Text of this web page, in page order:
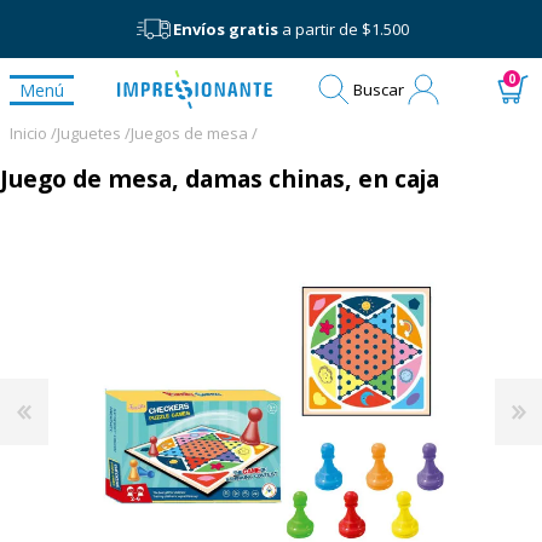
Envíos gratisa partir de $1.500
Menú Buscar 0
Inicio /Juguetes /Juegos de mesa /
Juego de mesa, damas chinas, en caja